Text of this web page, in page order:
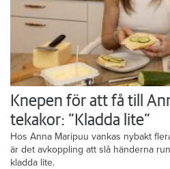
Knepen för att få till
tekakor: ”Kladda lite”
Hos Anna Maripuu vankas nybakt
är det avkoppling att slå händerna
kladda lite.